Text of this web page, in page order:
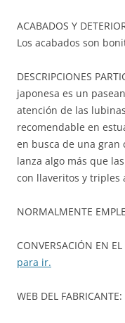
ACABADOS Y
Los acabados son
DESCRIPCIONES
japonesa es un
atención de las
recomendable en
en busca de una gran
lanza algo más que
con llaveritos y triples
NORMALMENTE
CONVERSACIÓN EN
para ir.
WEB DEL FABRICANTE: